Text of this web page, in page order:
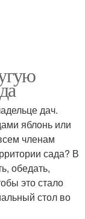
дач.
яблонь или
членам
сада? В
обедать,
это стало
стол во